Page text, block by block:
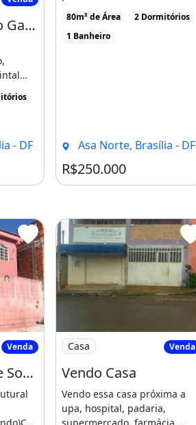
Casa a Venda no Gama -Df, Casa Original, 2Qts,Sala,Cozinha,Banheiro,Com Kitnete nos Fundos
- DF
crédito imobiliário.Valores [...]
80m² de Área
2 Dormitórios
1 Banheiro
Asa Norte, Brasília - DF
R$250.000
Sobrado
Venda
Vendo Excelente Sobrado
Imagem: Vendo Casa
Casa Venda
Vendo Casa
Vendo essa casa próxima a
upa, hospital, padaria,